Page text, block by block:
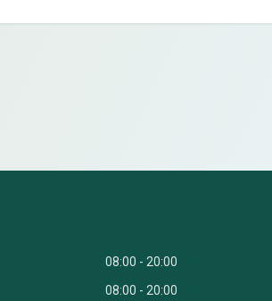
08:00
20:00
08:00
20:00